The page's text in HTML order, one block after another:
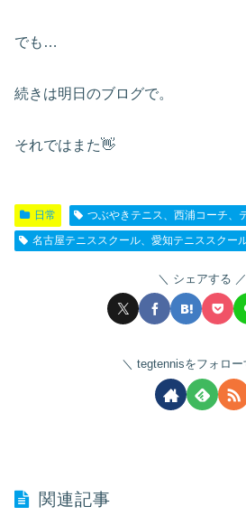
でも…
続きは明日のブログで。
それではまた👋
日常
つぶやきテニス、西浦コーチ、
名古屋テニススクール、愛知テニススクー
シェアする
tegtennisをフォロー
関連記事